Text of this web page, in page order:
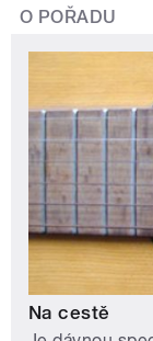
O POŘADU
Na cestě